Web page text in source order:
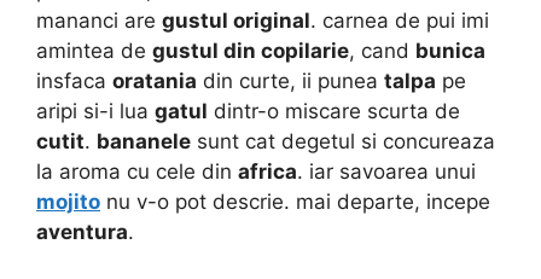
mananci are gustul original. carnea de pui imi
amintea de gustul din copilarie, cand bunica
insfaca oratania din curte, ii punea talpa pe
aripi si-i lua gatul dintr-o miscare scurta de
cutit. bananele sunt cat degetul si concureaza
la aroma cu cele din africa. iar savoarea unui
mojito nu v-o pot descrie. mai departe, incepe
aventura.